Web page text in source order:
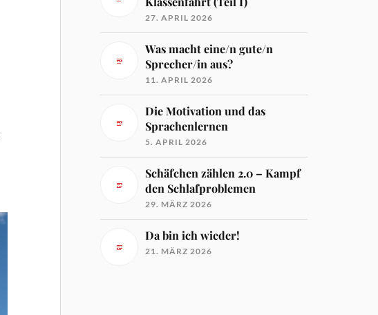
27. APRIL 2026
Was macht eine/n gute/n
Sprecher/in aus?
11. APRIL 2026
Die Motivation und das
Sprachenlernen
5. APRIL 2026
Schäfchen zählen 2.0 – Kampf
den Schlafproblemen
29. MÄRZ 2026
Da bin ich wieder!
21. MÄRZ 2026